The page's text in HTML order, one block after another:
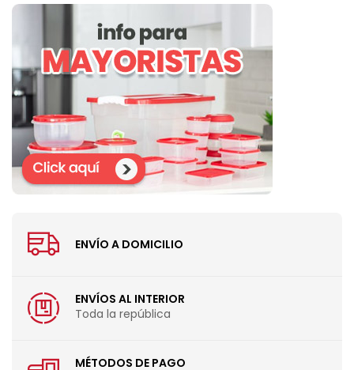
ENVÍO A DOMICILIO
ENVÍOS AL INTERIOR
Toda la república
MÉTODOS DE PAGO